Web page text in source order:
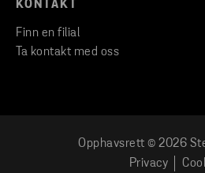
KONTAKT
Finn en filial
Ta kontakt med oss
Opphavsrett © 2026
Privacy